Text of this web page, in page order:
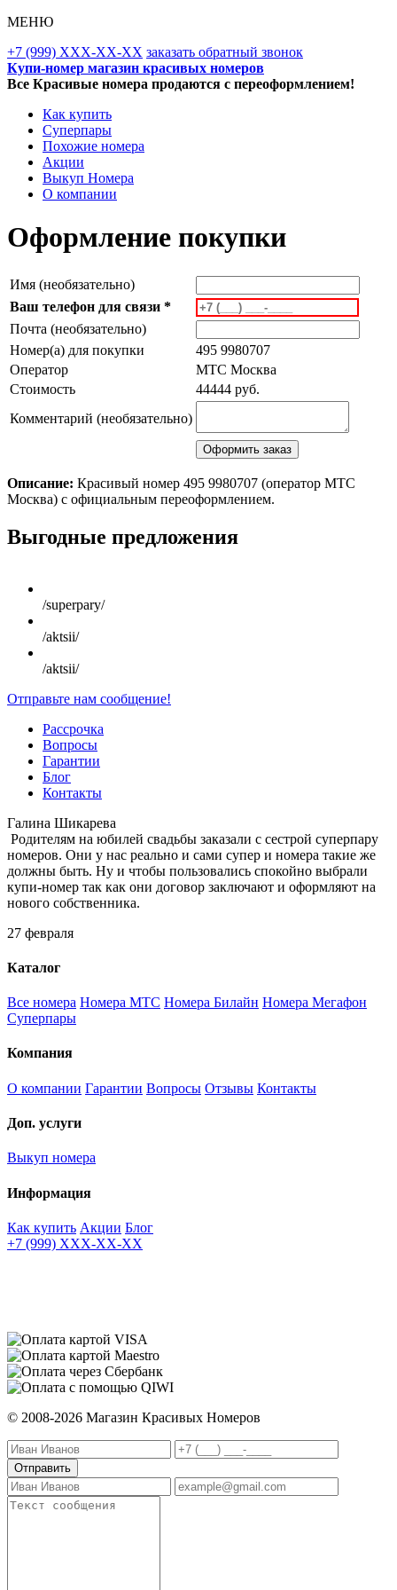
МЕНЮ
+7 (999) XXX-XX-XX заказать обратный звонок
Купи-номер магазин красивых номеров
Все Красивые номера продаются с переоформлением!
Как купить
Суперпары
Похожие номера
Акции
Выкуп Номера
О компании
Оформление покупки
Имя (необязательно)
Ваш телефон для связи *
Почта (необязательно)
Номер(а) для покупки
495 9980707
Оператор
MTC Москва
Стоимость
44444 руб.
Комментарий (необязательно)
Описание: Красивый номер 495 9980707 (оператор MTC
Москва) с официальным переоформлением.
Scroll
Up
Выгодные предложения
/superpary/
/aktsii/
/aktsii/
Отправьте нам сообщение!
Рассрочка
Вопросы
Гарантии
Блог
Контакты
Галина Шикарева
Родителям на юбилей свадьбы заказали с сестрой суперпару
номеров. Они у нас реально и сами супер и номера такие же
должны быть. Ну и чтобы пользовались спокойно выбрали
купи-номер так как они договор заключают и оформляют на
нового собственника.
27 февраля
Каталог
Все номера Номера МТС Номера Билайн Номера Мегафон
Суперпары
Компания
О компании Гарантии Вопросы Отзывы Контакты
Доп. услуги
Выкуп номера
Информация
Как купить Акции Блог
+7 (999) XXX-XX-XX
© 2008-2026 Магазин Красивых Номеров
Отправить